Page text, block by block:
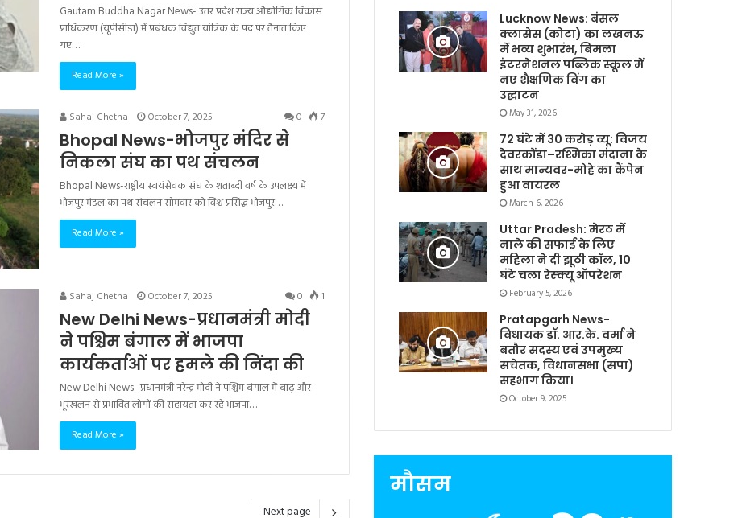
Gautam Buddha Nagar News- उत्तर प्रदेश राज्य औद्योगिक विकास
प्राधिकरण (यूपीसीडा) में प्रबंधक विद्युत यांत्रिक के पद पर तैनात किए
गए…
Read More »
Sahaj Chetna October 7, 2025 0 7
Bhopal News-भोजपुर मंदिर से
निकला संघ का पथ संचलन
Bhopal News-राष्ट्रीय स्वयंसेवक संघ के शताब्दी वर्ष के उपलक्ष्य में
भोजपुर मंडल का पथ संचलन सोमवार को विश्व प्रसिद्ध भोजपुर…
Read More »
Sahaj Chetna October 7, 2025 0 1
New Delhi News-प्रधानमंत्री मोदी
ने पश्चिम बंगाल में भाजपा
कार्यकर्ताओं पर हमले की निंदा की
New Delhi News- प्रधानमंत्री नरेन्द्र मोदी ने पश्चिम बंगाल में बाढ़ और
भूस्खलन से प्रभावित लोगों की सहायता कर रहे भाजपा…
Read More »
Next page
Lucknow News: बंसल
क्लासेस (कोटा) का लखनऊ
में भव्य शुभारंभ, बिमला
इंटरनेशनल पब्लिक स्कूल में
नए शैक्षणिक विंग का
उद्घाटन
May 31, 2026
72 घंटे में 30 करोड़ व्यू: विजय
देवरकोंडा–रश्मिका मंदाना के
साथ मान्यवर-मोहे का कैंपेन
हुआ वायरल
March 6, 2026
Uttar Pradesh: मेरठ में
नाले की सफाई के लिए
महिला ने दी झूठी कॉल, 10
घंटे चला रेस्क्यू ऑपरेशन
February 5, 2026
Pratapgarh News-
विधायक डॉ. आर.के. वर्मा ने
बतौर सदस्य एवं उपमुख्य
सचेतक, विधानसभा (सपा)
सहभाग किया।
October 9, 2025
मौसम